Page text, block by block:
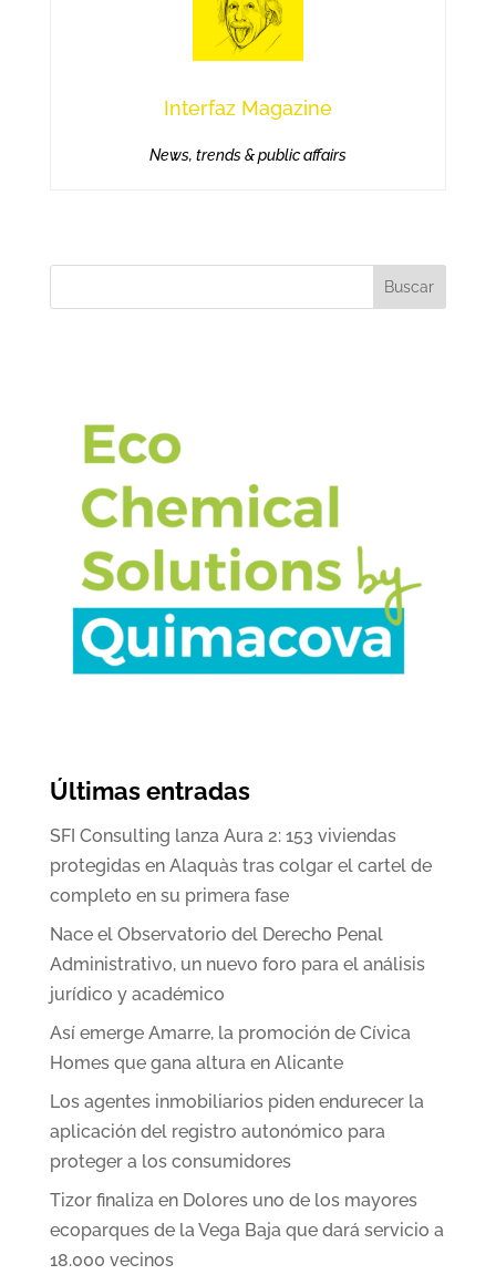
Interfaz Magazine
News, trends & public affairs
Buscar
Últimas entradas
SFI Consulting lanza Aura 2: 153 viviendas
protegidas en Alaquàs tras colgar el cartel de
completo en su primera fase
Nace el Observatorio del Derecho Penal
Administrativo, un nuevo foro para el análisis
jurídico y académico
Así emerge Amarre, la promoción de Cívica
Homes que gana altura en Alicante
Los agentes inmobiliarios piden endurecer la
aplicación del registro autonómico para
proteger a los consumidores
Tizor finaliza en Dolores uno de los mayores
ecoparques de la Vega Baja que dará servicio a
18.000 vecinos